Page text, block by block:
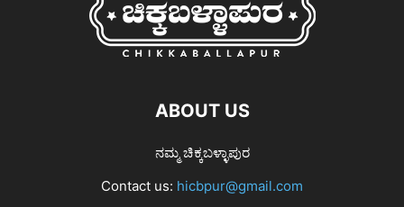
ABOUT US
ನಮ್ಮ ಚಿಕ್ಕಬಳ್ಳಾಪುರ
Contact us: hicbpur@gmail.com